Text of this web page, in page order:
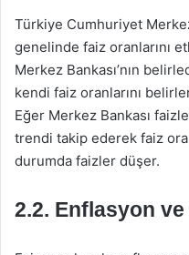
Türkiye Cumhuriyet
genelinde faiz oranlarını
Merkez Bankası’nın
kendi faiz oranlarını
Eğer Merkez Bankası
trendi takip ederek faiz
durumda faizler düşer.
2.2. Enflasyon